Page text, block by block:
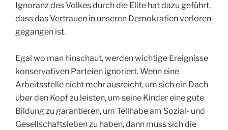
Ignoranz des Volkes durch die Elite hat dazu geführt,
dass das Vertrauen in unseren Demokratien verloren
gegangen ist.
Egal wo man hinschaut, werden wichtige Ereignisse
konservativen Parteien ignoriert. Wenn eine
Arbeitsstelle nicht mehr ausreicht, um sich ein Dach
über den Kopf zu leisten, um seine Kinder eine gute
Bildung zu garantieren, um Teilhabe am Sozial- und
Gesellschaftsleben zu haben, dann muss sich die